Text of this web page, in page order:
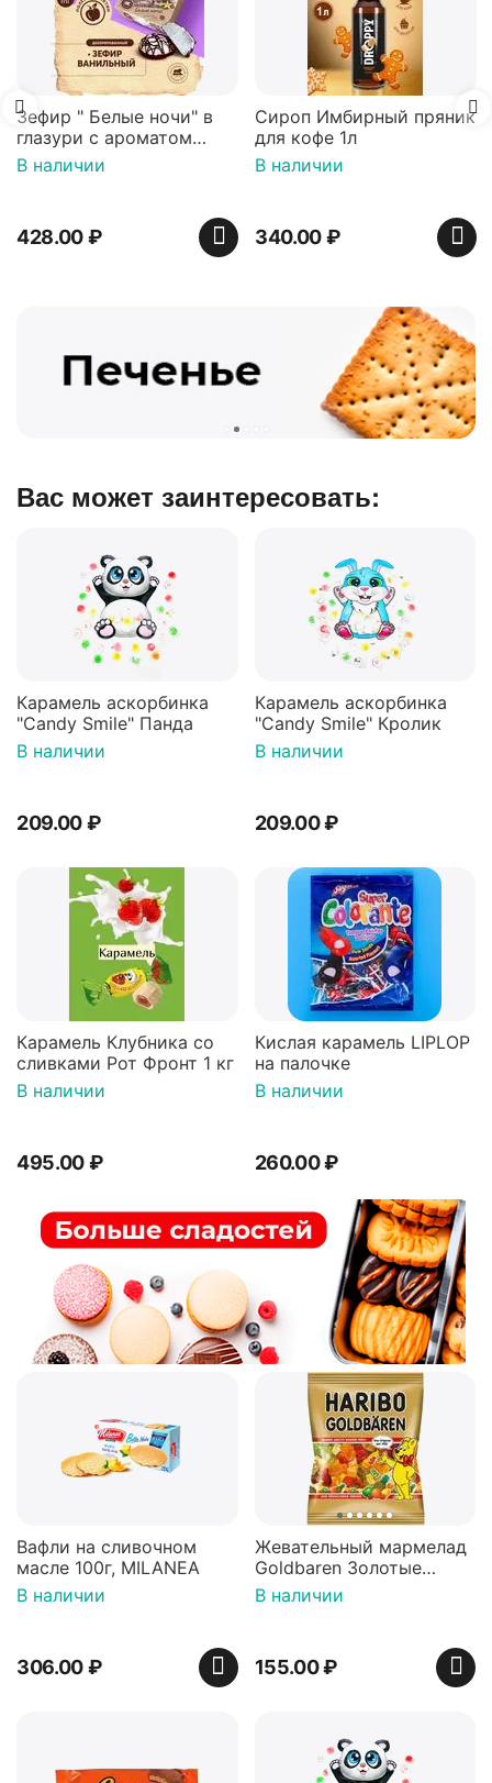
Сироп Имбирный пряник
для кофе 1л
В наличии
340.00₽
Вафли Голландские с
карамельной начинкой
16 шт по 36 г ТМ Яшкино
В наличии
439.00₽
Вас может заинтересовать:
Карамель аскорбинка
"Candy Smile" Панда
В наличии
209.00₽
Карамель аскорбинка
"Candy Smile" Кролик
В наличии
209.00₽
Карамель Клубника со
сливками Рот Фронт 1 кг
В наличии
495.00₽
Кислая карамель LIPLOP
на палочке
В наличии
260.00₽
Вафли на сливочном
масле 100г, MILANEA
В наличии
306.00₽
Жевательный мармелад
Goldbaren Золотые
мишки 100г, Германия
В наличии
155.00₽